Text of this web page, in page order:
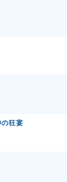
狂宴